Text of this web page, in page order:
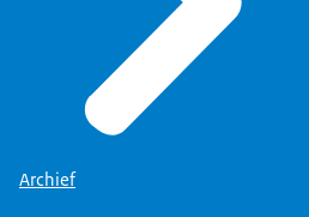
Archief